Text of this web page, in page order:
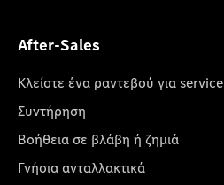
After-Sales
Κλείστε ένα ραντεβού για service
Συντήρηση
Βοήθεια σε βλάβη ή ζημιά
Γνήσια ανταλλακτικά